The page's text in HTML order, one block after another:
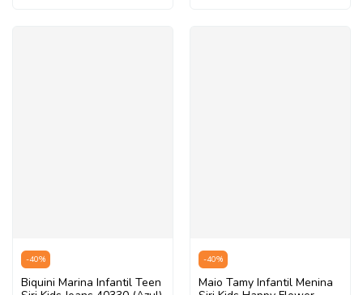
-40%
Biquini Marina Infantil Teen
-40%
Maio Tamy Infantil Menina